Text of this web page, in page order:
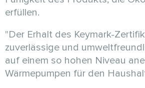
erfüllen.
"Der Erhalt des Keymark-
zuverlässige und
auf einem so hohen Niveau
Wärmepumpen für den